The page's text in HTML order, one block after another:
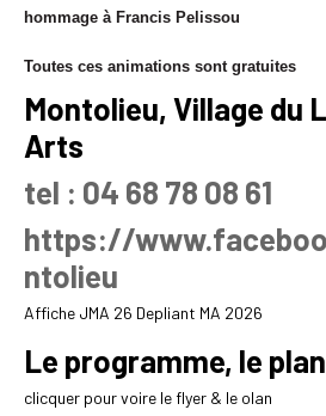
hommage à Francis Pelissou
Toutes ces animations sont gratuites
Montolieu, Village du
Arts
tel : 04 68 78 08 61
https://
ntolieu
Affiche JMA 26 Depliant MA 2026
Le programme, le plan
clicquer pour voire le flyer & le olan